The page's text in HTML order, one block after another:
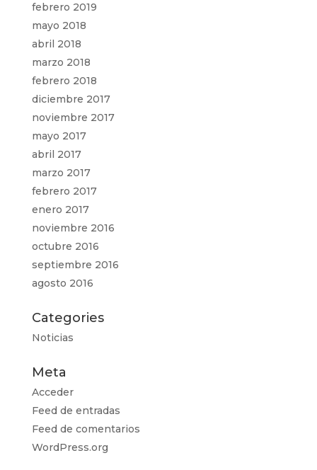
febrero 2019
mayo 2018
abril 2018
marzo 2018
febrero 2018
diciembre 2017
noviembre 2017
mayo 2017
abril 2017
marzo 2017
febrero 2017
enero 2017
noviembre 2016
octubre 2016
septiembre 2016
agosto 2016
Categories
Noticias
Meta
Acceder
Feed de entradas
Feed de comentarios
WordPress.org